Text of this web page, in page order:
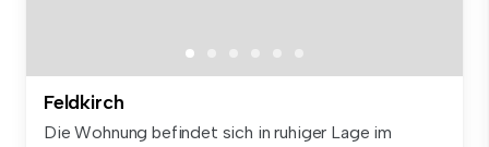
Feldkirch
Die Wohnung befindet sich in ruhiger Lage im